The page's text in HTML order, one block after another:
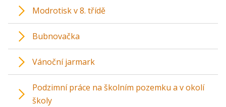
Modrotisk v 8. třídě
Bubnovačka
Vánoční jarmark
Podzimní práce na školním pozemku a v okolí
školy